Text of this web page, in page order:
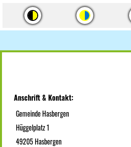
Anschrift & Kontakt:
Gemeinde Hasbergen
Hüggelplatz 1
49205 Hasbergen